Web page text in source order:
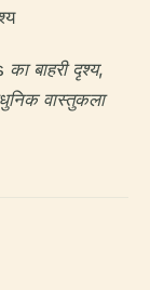
बाहरी दृश्य,
वास्तुकला